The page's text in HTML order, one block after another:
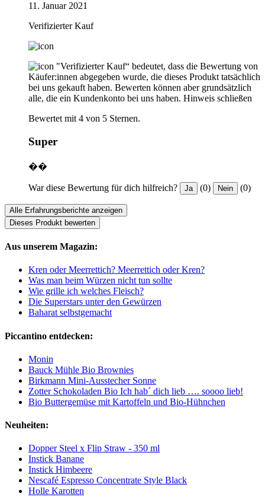
11. Januar 2021
Verifizierter Kauf
"Verifizierter Kauf“ bedeutet, dass die Bewertung von
Käufer:innen abgegeben wurde, die dieses Produkt tatsächlich
bei uns gekauft haben. Bewerten können aber grundsätzlich
alle, die ein Kundenkonto bei uns haben. Hinweis schließen
Bewertet mit 4 von 5 Sternen.
Super
��
War diese Bewertung für dich hilfreich? Ja (0) Nein (0)
Alle Erfahrungsberichte anzeigen
Dieses Produkt bewerten
Aus unserem Magazin:
Kren oder Meerrettich? Meerrettich oder Kren?
Was man beim Würzen nicht tun sollte
Wie grille ich welches Fleisch?
Die Superstars unter den Gewürzen
Baharat selbstgemacht
Piccantino entdecken:
Monin
Bauck Mühle Bio Brownies
Birkmann Mini-Ausstecher Sonne
Zotter Schokoladen Bio Ich hab´ dich lieb …. soooo lieb!
Bio Buttergemüse mit Kartoffeln und Bio-Hühnchen
Neuheiten:
Dopper Steel x Flip Straw - 350 ml
Instick Banane
Instick Himbeere
Nescafé Espresso Concentrate Style Black
Holle Karotten